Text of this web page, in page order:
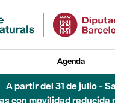
Agenda
- Parque Fluvial